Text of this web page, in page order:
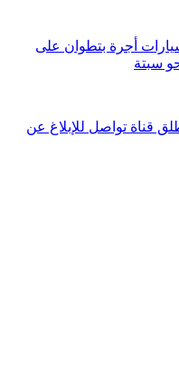
أجرة بتطوان على
سبتة
قناة تواصل للإبلاغ عن